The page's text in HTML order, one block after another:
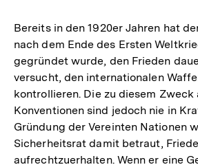
Bereits in den 1920er Jahren hat
nach dem Ende des Ersten
gegründet wurde, den Frieden
versucht, den internationalen
kontrollieren. Die zu diesem
Konventionen sind jedoch nie in
Gründung der Vereinten Nationen
Sicherheitsrat damit betraut,
aufrechtzuerhalten. Wenn er eine